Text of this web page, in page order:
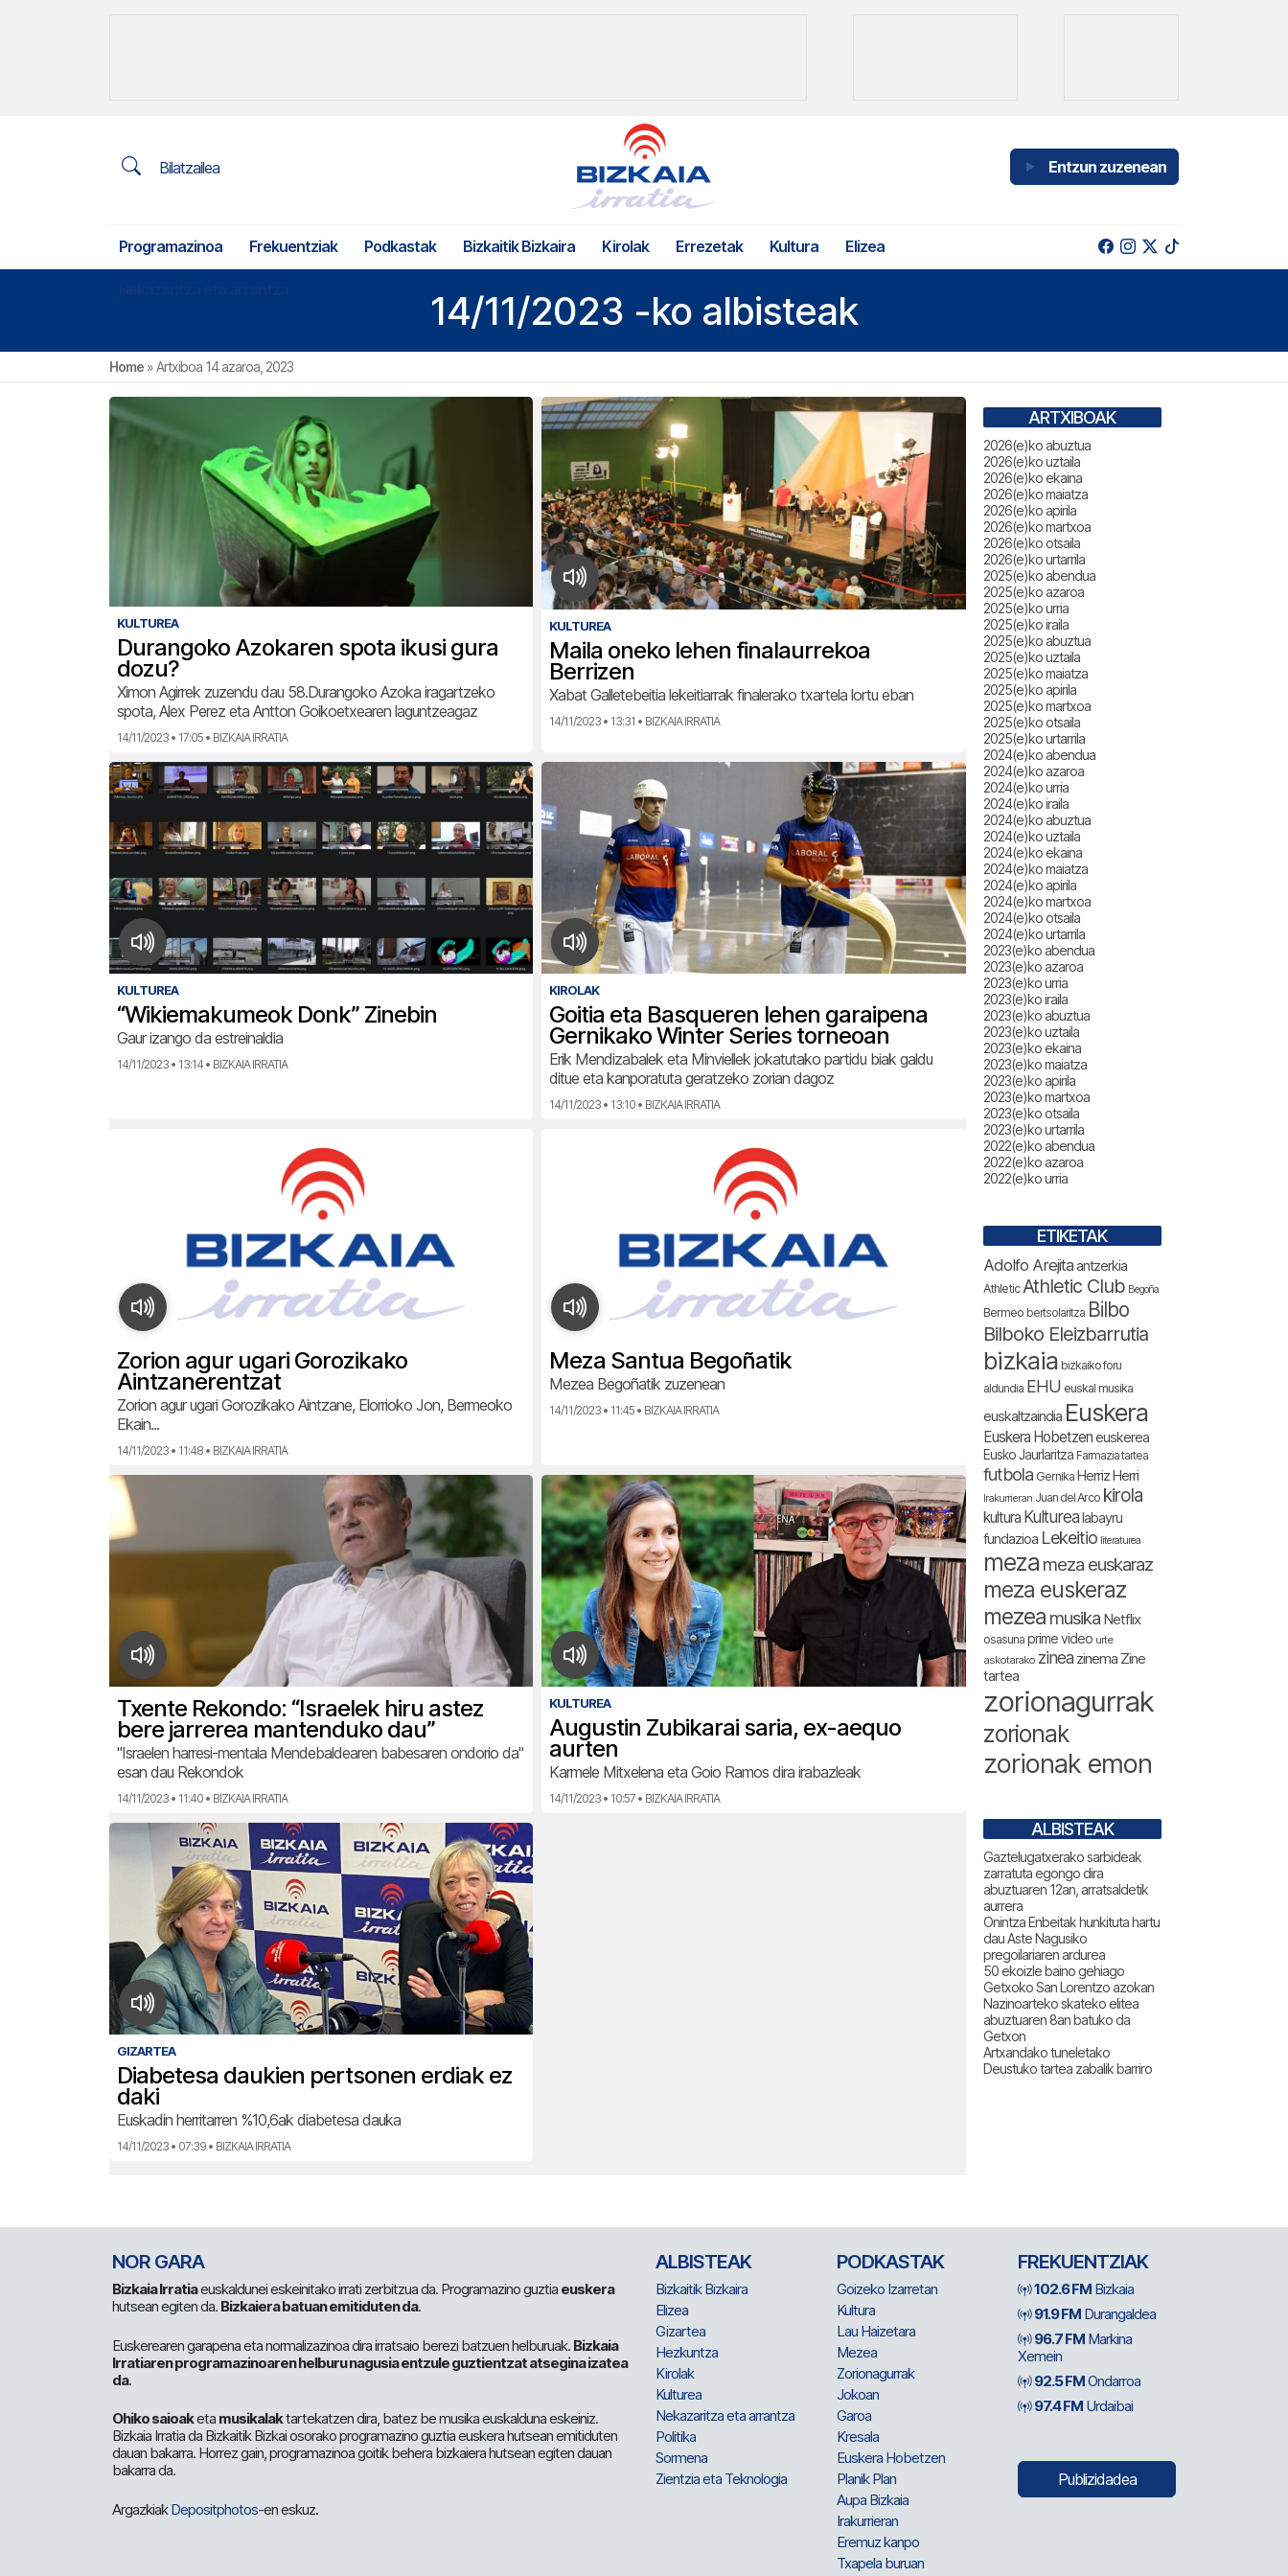
Bilatzailea Entzun zuzenean
Programazinoa Frekuentziak Podkastak Bizkaitik Bizkaira Kirolak Errezetak Kultura Elizea
14/11/2023 -ko albisteak
Home »Artxiboa 14 azaroa, 2023
KULTUREA
Durangoko Azokaren spota ikusi gura
dozu?
Ximon Agirrek zuzendu dau 58.Durangoko Azoka iragartzeko
spota, Alex Perez eta Antton Goikoetxearen laguntzeagaz
14/11/2023 • 17:05 • BIZKAIA IRRATIA
KULTUREA
Maila oneko lehen finalaurrekoa
Berrizen
Xabat Galletebeitia lekeitiarrak finalerako txartela lortu eban
14/11/2023 • 13:31 • BIZKAIA IRRATIA
KULTUREA
“Wikiemakumeok Donk” Zinebin
Gaur izango da estreinaldia
14/11/2023 • 13:14 • BIZKAIA IRRATIA
KIROLAK
Goitia eta Basqueren lehen garaipena
Gernikako Winter Series torneoan
Erik Mendizabalek eta Minviellek jokatutako partidu biak galdu
ditue eta kanporatuta geratzeko zorian dagoz
14/11/2023 • 13:10 • BIZKAIA IRRATIA
Zorion agur ugari Gorozikako
Aintzanerentzat
Zorion agur ugari Gorozikako Aintzane, Elorrioko Jon, Bermeoko
Ekain...
14/11/2023 • 11:48 • BIZKAIA IRRATIA
Meza Santua Begoñatik
Mezea Begoñatik zuzenean
14/11/2023 • 11:45 • BIZKAIA IRRATIA
Txente Rekondo: “Israelek hiru astez
bere jarrerea mantenduko dau”
"Israelen harresi-mentala Mendebaldearen babesaren ondorio da"
esan dau Rekondok
14/11/2023 • 11:40 • BIZKAIA IRRATIA
KULTUREA
Augustin Zubikarai saria, ex-aequo
aurten
Karmele Mitxelena eta Goio Ramos dira irabazleak
14/11/2023 • 10:57 • BIZKAIA IRRATIA
GIZARTEA
Diabetesa daukien pertsonen erdiak ez
daki
Euskadin herritarren %10,6ak diabetesa dauka
14/11/2023 • 07:39 • BIZKAIA IRRATIA
ARTXIBOAK
2026(e)ko abuztua
2026(e)ko uztaila
2026(e)ko ekaina
2026(e)ko maiatza
2026(e)ko apirila
2026(e)ko martxoa
2026(e)ko otsaila
2026(e)ko urtarrila
2025(e)ko abendua
2025(e)ko azaroa
2025(e)ko urria
2025(e)ko iraila
2025(e)ko abuztua
2025(e)ko uztaila
2025(e)ko maiatza
2025(e)ko apirila
2025(e)ko martxoa
2025(e)ko otsaila
2025(e)ko urtarrila
2024(e)ko abendua
2024(e)ko azaroa
2024(e)ko urria
2024(e)ko iraila
2024(e)ko abuztua
2024(e)ko uztaila
2024(e)ko ekaina
2024(e)ko maiatza
2024(e)ko apirila
2024(e)ko martxoa
2024(e)ko otsaila
2024(e)ko urtarrila
2023(e)ko abendua
2023(e)ko azaroa
2023(e)ko urria
2023(e)ko iraila
2023(e)ko abuztua
2023(e)ko uztaila
2023(e)ko ekaina
2023(e)ko maiatza
2023(e)ko apirila
2023(e)ko martxoa
2023(e)ko otsaila
2023(e)ko urtarrila
2022(e)ko abendua
2022(e)ko azaroa
2022(e)ko urria
ETIKETAK
Adolfo Arejitaantzerkia
Athletic Athletic Club Begoña
Bermeo bertsolaritza Bilbo
Bilboko Eleizbarrutia
bizkaia bizkaiko foru
aldundia EHU euskal musika
euskaltzaindia Euskera
Euskera Hobetzeneuskerea
Eusko Jaurlaritza Farmazia tartea
futbola Gernika Herriz Herri
Irakurrieran Juan del Arco kirola
kultura Kulturealabayru
fundazioa Lekeitio literaturea
meza meza euskaraz
meza euskeraz
mezea musika Netflix
osasuna prime video urte
askotarako zinea zinema Zine
tartea
zorionagurrak
zorionak
zorionak emon
ALBISTEAK
Gaztelugatxerako sarbideak
zarratuta egongo dira
abuztuaren 12an, arratsaldetik
aurrera
Onintza Enbeitak hunkituta hartu
dau Aste Nagusiko
pregoilariaren ardurea
50 ekoizle baino gehiago
Getxoko San Lorentzo azokan
Nazinoarteko skateko elitea
abuztuaren 8an batuko da
Getxon
Artxandako tuneletako
Deustuko tartea zabalik barriro
NOR GARA
Bizkaia Irratiaeuskaldunei eskeinitako irrati zerbitzua da. Programazino guztia euskera
hutsean egiten da. Bizkaiera batuan emitiduten da.
Euskerearen garapena eta normalizazinoa dira irratsaio berezi batzuen helburuak. Bizkaia
Irratiaren programazinoaren helburu nagusia entzule guztientzat atsegina izatea
da.
Ohiko saioaketa musikalaktartekatzen dira, batez be musika euskalduna eskeiniz.
Bizkaia Irratia da Bizkaitik Bizkai osorako programazino guztia euskera hutsean emitiduten
dauan bakarra. Horrez gain, programazinoa goitik behera bizkaiera hutsean egiten dauan
bakarra da.
ArgazkiakDepositphotos-en eskuz.
ALBISTEAK
Bizkaitik Bizkaira
Elizea
Gizartea
Hezkuntza
Kirolak
Kulturea
Nekazaritza eta arrantza
Politika
Sormena
Zientzia eta Teknologia
PODKASTAK
Goizeko Izarretan
Kultura
Lau Haizetara
Mezea
Zorionagurrak
Jokoan
Garoa
Kresala
Euskera Hobetzen
Planik Plan
Aupa Bizkaia
Irakurrieran
Eremuz kanpo
Txapela buruan
FREKUENTZIAK
102.6 FM Bizkaia
91.9 FM Durangaldea
96.7 FM Markina
Xemein
92.5 FMOndarroa
97.4 FM Urdaibai
Publizidadea